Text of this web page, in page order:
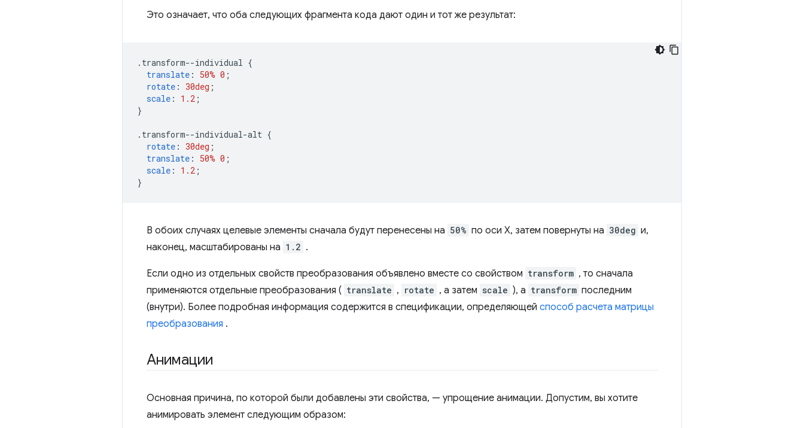
Это означает, что оба следующих фрагмента кода дают один и тот же результат:
. transform--individual {
translate : 50% 0 ;
rotate : 30deg ;
scale : 1.2 ;
}
. transform--individual-alt {
rotate : 30deg ;
translate : 50% 0 ;
scale : 1.2 ;
}
В обоих случаях целевые элементы сначала будут перенесены на 50% по оси X, затем повернуты на 30deg и,
наконец, масштабированы на 1.2 .
Если одно из отдельных свойств преобразования объявлено вместе со свойством transform , то сначала
применяются отдельные преобразования ( translate , rotate , а затем scale ), а transform последним
(внутри). Более подробная информация содержится в спецификации, определяющей способ расчета матрицы
преобразования .
Анимации
Основная причина, по которой были добавлены эти свойства, — упрощение анимации. Допустим, вы хотите
анимировать элемент следующим образом: